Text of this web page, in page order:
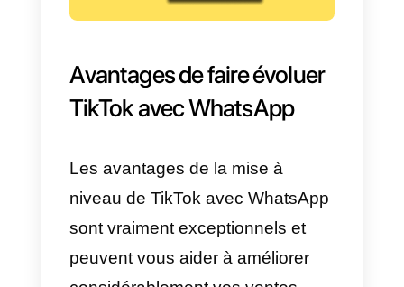
de150 pays et 75 langues et
500 millions d’utilisateurs.
Douyin, ce qui signifie « secouer
la musique ». C’est pour cela que
l’application se concentre